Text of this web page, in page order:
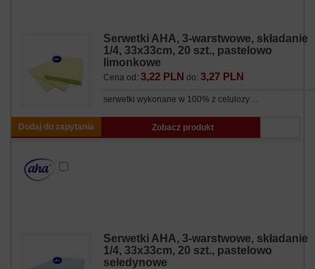
Serwetki AHA, 3-warstwowe, składanie
1/4, 33x33cm, 20 szt., pastelowo
limonkowe
Cena od: 3,22 PLN do: 3,27 PLN
serwetki wykonane w 100% z celulozy…
Dodaj do zapytania Zobacz produkt
Serwetki AHA, 3-warstwowe, składanie
1/4, 33x33cm, 20 szt., pastelowo
seledynowe